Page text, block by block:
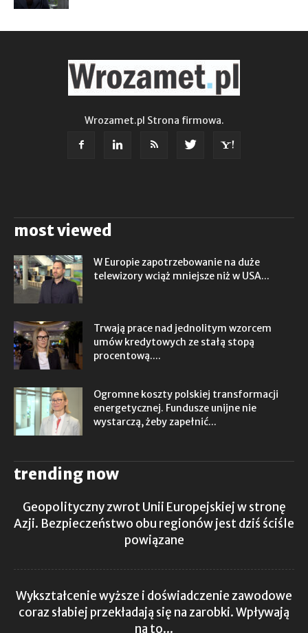
Wrozamet.pl Strona firmowa.
most viewed
W Europie zapotrzebowanie na duże
telewizory wciąż mniejsze niż w USA...
Trwają prace nad jednolitym wzorcem
umów kredytowych ze stałą stopą
procentową....
Ogromne koszty polskiej transformacji
energetycznej. Fundusze unijne nie
wystarczą, żeby zapełnić...
trending now
Geopolityczny zwrot Unii Europejskiej w stronę
Azji. Bezpieczeństwo obu regionów jest dziś ściśle
powiązane
Wykształcenie wyższe i doświadczenie zawodowe
coraz słabiej przekładają się na zarobki. Wpływają
na to...